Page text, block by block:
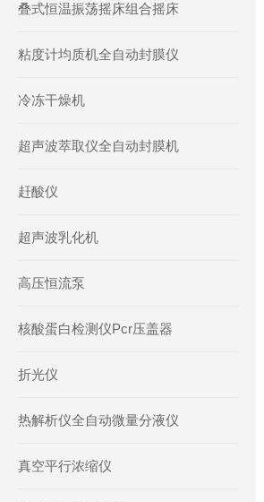
叠式恒温振荡摇床组合摇床
粘度计均质机全自动封膜仪
冷冻干燥机
超声波萃取仪全自动封膜机
赶酸仪
超声波乳化机
高压恒流泵
核酸蛋白检测仪Pcr压盖器
折光仪
热解析仪全自动微量分液仪
真空平行浓缩仪